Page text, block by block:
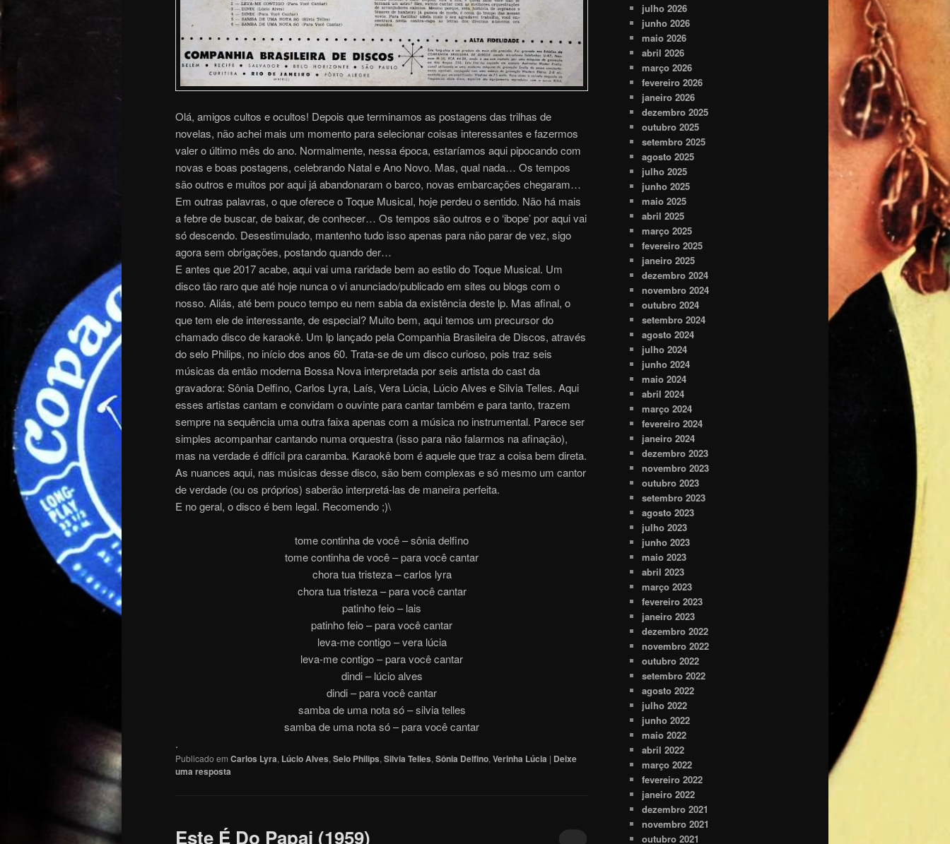
Olá, amigos cultos e ocultos! Depois que terminamos as postagens das trilhas de
novelas, não achei mais um momento para selecionar coisas interessantes e fazermos
valer o último mês do ano. Normalmente, nessa época, estaríamos aqui pipocando com
novas e boas postagens, celebrando Natal e Ano Novo. Mas, qual nada… Os tempos
são outros e muitos por aqui já abandonaram o barco, novas embarcações chegaram…
Em outras palavras, o que oferece o Toque Musical, hoje perdeu o sentido. Não há mais
a febre de buscar, de baixar, de conhecer… Os tempos são outros e o ‘ibope’ por aqui vai
só descendo. Desestimulado, mantenho tudo isso apenas para não parar de vez, sigo
agora sem obrigações, postando quando der…
E antes que 2017 acabe, aqui vai uma raridade bem ao estilo do Toque Musical. Um
disco tão raro que até hoje nunca o vi anunciado/publicado em sites ou blogs com o
nosso. Aliás, até bem pouco tempo eu nem sabia da existência deste lp. Mas afinal, o
que tem ele de interessante, de especial? Muito bem, aqui temos um precursor do
chamado disco de karaokê. Um lp lançado pela Companhia Brasileira de Discos, através
do selo Philips, no início dos anos 60. Trata-se de um disco curioso, pois traz seis
músicas da então moderna Bossa Nova interpretada por seis artista do cast da
gravadora: Sônia Delfino, Carlos Lyra, Laís, Vera Lúcia, Lúcio Alves e Silvia Telles. Aqui
esses artistas cantam e convidam o ouvinte para cantar também e para tanto, trazem
sempre na sequência uma outra faixa apenas com a música no instrumental. Parece ser
simples acompanhar cantando numa orquestra (isso para não falarmos na afinação),
mas na verdade é difícil pra caramba. Karaokê bom é aquele que traz a coisa bem direta.
As nuances aqui, nas músicas desse disco, são bem complexas e só mesmo um cantor
de verdade (ou os próprios) saberão interpretá-las de maneira perfeita.
E no geral, o disco é bem legal. Recomendo ;)\
tome continha de você – sônia delfino
tome continha de você – para você cantar
chora tua tristeza – carlos lyra
chora tua tristeza – para você cantar
patinho feio – lais
patinho feio – para você cantar
leva-me contigo – vera lúcia
leva-me contigo – para você cantar
dindi – lúcio alves
dindi – para você cantar
samba de uma nota só – silvia telles
samba de uma nota só – para você cantar
.
Publicado em Carlos Lyra, Lúcio Alves, Selo Philips, Silvia Telles, Sônia Delfino, Verinha Lúcia | Deixe
uma resposta
Este É Do Papai (1959)
julho 2026
junho 2026
maio 2026
abril 2026
março 2026
fevereiro 2026
janeiro 2026
dezembro 2025
outubro 2025
setembro 2025
agosto 2025
julho 2025
junho 2025
maio 2025
abril 2025
março 2025
fevereiro 2025
janeiro 2025
dezembro 2024
novembro 2024
outubro 2024
setembro 2024
agosto 2024
julho 2024
junho 2024
maio 2024
abril 2024
março 2024
fevereiro 2024
janeiro 2024
dezembro 2023
novembro 2023
outubro 2023
setembro 2023
agosto 2023
julho 2023
junho 2023
maio 2023
abril 2023
março 2023
fevereiro 2023
janeiro 2023
dezembro 2022
novembro 2022
outubro 2022
setembro 2022
agosto 2022
julho 2022
junho 2022
maio 2022
abril 2022
março 2022
fevereiro 2022
janeiro 2022
dezembro 2021
novembro 2021
outubro 2021